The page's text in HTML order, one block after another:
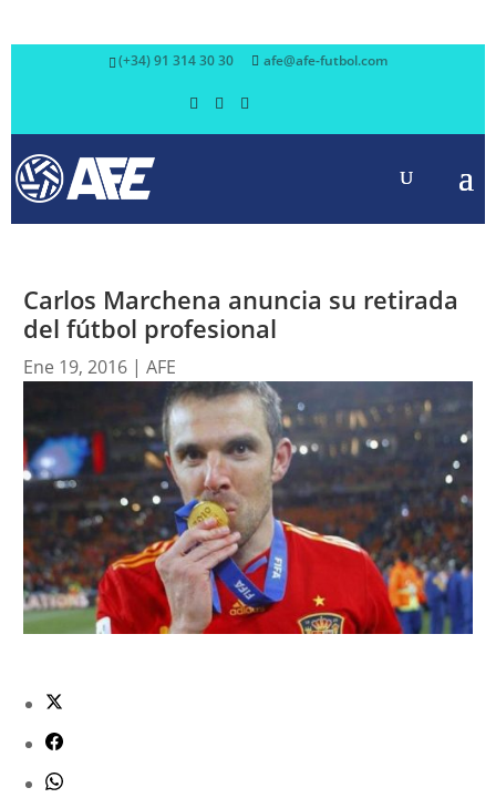
(+34) 91 314 30 30 afe@afe-futbol.com
Carlos Marchena anuncia su retirada
del fútbol profesional
Ene 19, 2016| AFE